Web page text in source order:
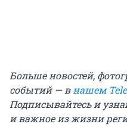
Больше новостей,
событий — внашем
Подписывайтесь и
и важное из жизни